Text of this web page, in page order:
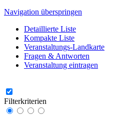
Navigation überspringen
Detaillierte Liste
Kompakte Liste
Veranstaltungs-Landkarte
Fragen & Antworten
Veranstaltung eintragen
Filterkriterien